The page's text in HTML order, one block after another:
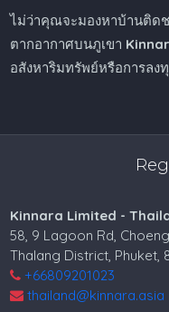
ไม่ว่าคุณจะมองหาบ้านติด
ตากอากาศบนภูเขา
อสังหาริมทรัพย์หรือการล
Kinnara Limited -
58, 9 Lagoon Rd,
Thalang District, Phuket,
+66809201023
thailand@kinnara.asia